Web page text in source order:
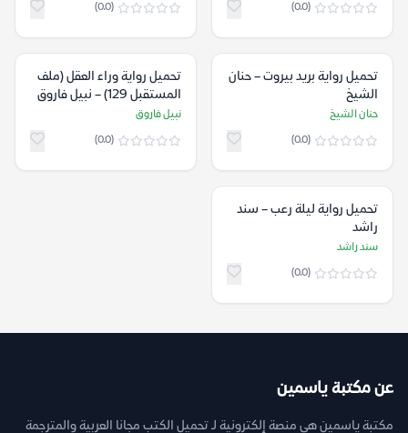
(0.0)
(0.0)
تحميل رواية بريد بيروت – حنان
الشيخ
حنان الشيخ
(0.0)
تحميل رواية وراء العقل (ملف
المستقبل 129) – نبيل فاروق
نبيل فاروق
(0.0)
تحميل رواية ليلة رعب – سند
راشد
سند راشد
(0.0)
عن مكتبة ياسمين
مكتبة ياسمين هي منصة إلكترونية لـ تحميل الكتب مجانا العربية والمترجمة